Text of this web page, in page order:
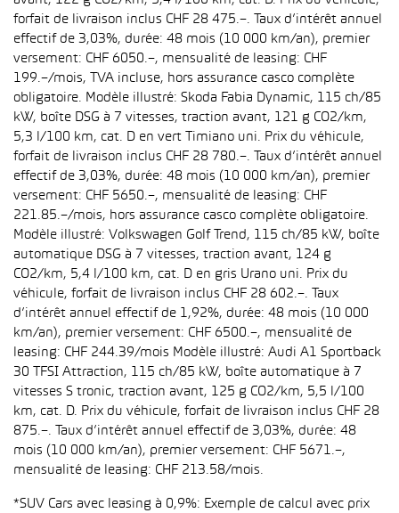
forfait de livraison inclus CHF 28 475.–. Taux d’intérêt annuel
effectif de 3,03%, durée: 48 mois (10 000 km/an), premier
versement: CHF 6050.–, mensualité de leasing: CHF
199.–/mois, TVA incluse, hors assurance casco complète
obligatoire. Modèle illustré: Skoda Fabia Dynamic, 115 ch/85
kW, boîte DSG à 7 vitesses, traction avant, 121 g CO2/km,
5,3 l/100 km, cat. D en vert Timiano uni. Prix du véhicule,
forfait de livraison inclus CHF 28 780.–. Taux d’intérêt annuel
effectif de 3,03%, durée: 48 mois (10 000 km/an), premier
versement: CHF 5650.–, mensualité de leasing: CHF
221.85.–/mois, hors assurance casco complète obligatoire.
Modèle illustré: Volkswagen Golf Trend, 115 ch/85 kW, boîte
automatique DSG à 7 vitesses, traction avant, 124 g
CO2/km, 5,4 l/100 km, cat. D en gris Urano uni. Prix du
véhicule, forfait de livraison inclus CHF 28 602.–. Taux
d’intérêt annuel effectif de 1,92%, durée: 48 mois (10 000
km/an), premier versement: CHF 6500.–, mensualité de
leasing: CHF 244.39/mois Modèle illustré: Audi A1 Sportback
30 TFSI Attraction, 115 ch/85 kW, boîte automatique à 7
vitesses S tronic, traction avant, 125 g CO2/km, 5,5 l/100
km, cat. D. Prix du véhicule, forfait de livraison inclus CHF 28
875.–. Taux d’intérêt annuel effectif de 3,03%, durée: 48
mois (10 000 km/an), premier versement: CHF 5671.–,
mensualité de leasing: CHF 213.58/mois.
*SUV Cars avec leasing à 0,9%: Exemple de calcul avec prix